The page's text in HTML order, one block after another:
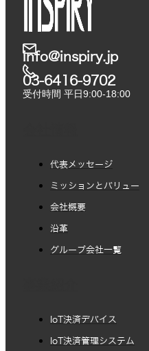
info@inspiry.jp
03-6416-9702​
受付時間 平日9:00-18:00
代表メッセージ
ミッションとバリュー
会社概要
沿革
グループ会社一覧
IoT決済デバイス
IoT決済管理システム